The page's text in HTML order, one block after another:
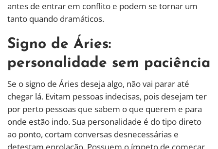
antes de entrar em conflito e podem se tornar um
tanto quando dramáticos.
Signo de Áries:
personalidade sem paciência
Se o signo de Áries deseja algo, não vai parar até
chegar lá. Evitam pessoas indecisas, pois desejam ter
por perto pessoas que sabem o que querem e para
onde estão indo. Sua personalidade é do tipo direto
ao ponto, cortam conversas desnecessárias e
detestam enrolação. Possuem o ímpeto de começar